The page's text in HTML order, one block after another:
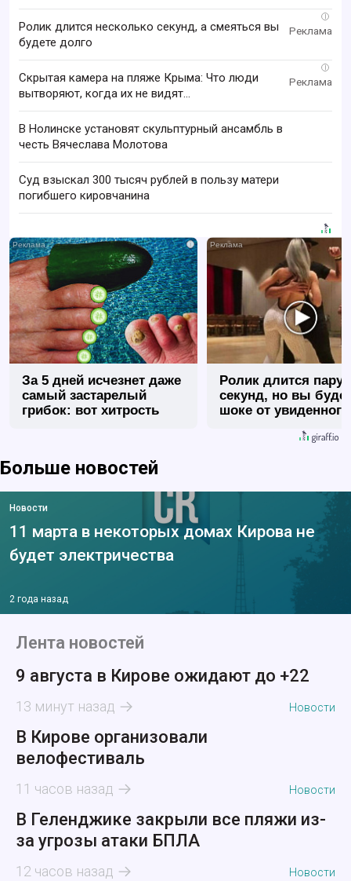
i
Ролик длится несколько секунд, а смеяться вы
будете долго
i
Скрытая камера на пляже Крыма: Что люди
вытворяют, когда их не видят...
В Нолинске установят скульптурный ансамбль в
честь Вячеслава Молотова
Суд взыскал 300 тысяч рублей в пользу матери
погибшего кировчанина
i
За 5 дней исчезнет даже
самый застарелый
грибок: вот хитрость
Ролик длится пару
секунд, но вы
шоке от увиденного
Больше новостей
Новости
11 марта в некоторых домах Кирова не
будет электричества
2 года назад
Лента новостей
9 августа в Кирове ожидают до +22
13 минут назад Новости
В Кирове организовали
велофестиваль
11 часов назад Новости
В Геленджике закрыли все пляжи из-
за угрозы атаки БПЛА
12 часов назад Новости